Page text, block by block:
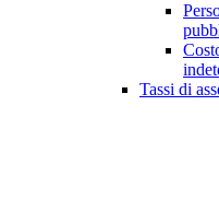
Tassi di